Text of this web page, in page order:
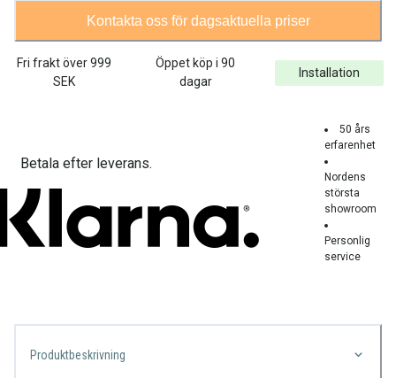
Kontakta oss för dagsaktuella priser
Fri frakt över999
SEK
Öppet köp i 90
dagar
Installation
Betala efter leverans.
50 års
erfarenhet
Nordens
största
showroom
Personlig
service
Produktbeskrivning